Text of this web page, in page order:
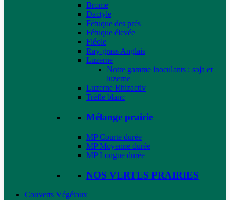
Brome
Dactyle
Fétuque des prés
Fétuque élevée
Fléole
Ray-grass Anglais
Luzerne
Notre gamme inoculants : soja et
luzerne
Luzerne Rhizactiv
Trèfle blanc
Mélange prairie
MP Courte durée
MP Moyenne durée
MP Longue durée
NOS VERTES PRAIRIES
Couverts Végétaux